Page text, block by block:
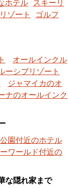
ホテル
スキーリ
ゾート
ゴルフ
オールインクル
ーシブリゾート
ジャマイカのオ
ナのオールインク
園付近のホテル
ワールド付近の
な隠れ家まで